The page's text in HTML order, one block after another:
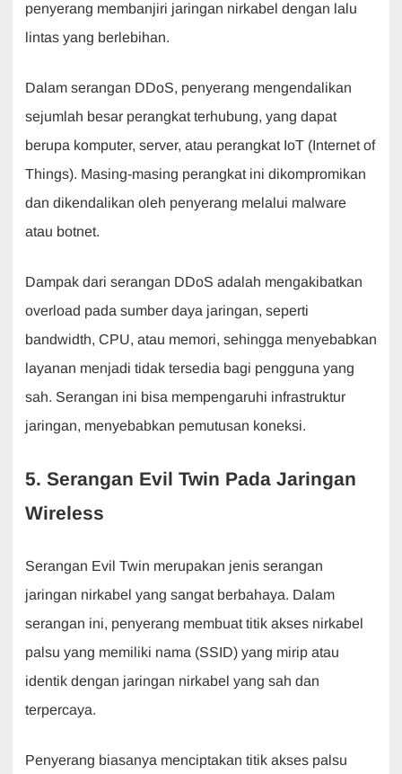
penyerang membanjiri jaringan nirkabel dengan lalu
lintas yang berlebihan.
Dalam serangan DDoS, penyerang mengendalikan
sejumlah besar perangkat terhubung, yang dapat
berupa komputer, server, atau perangkat IoT (Internet of
Things). Masing-masing perangkat ini dikompromikan
dan dikendalikan oleh penyerang melalui malware
atau botnet.
Dampak dari serangan DDoS adalah mengakibatkan
overload pada sumber daya jaringan, seperti
bandwidth, CPU, atau memori, sehingga menyebabkan
layanan menjadi tidak tersedia bagi pengguna yang
sah. Serangan ini bisa mempengaruhi infrastruktur
jaringan, menyebabkan pemutusan koneksi.
5. Serangan Evil Twin Pada Jaringan
Wireless
Serangan Evil Twin merupakan jenis serangan
jaringan nirkabel yang sangat berbahaya. Dalam
serangan ini, penyerang membuat titik akses nirkabel
palsu yang memiliki nama (SSID) yang mirip atau
identik dengan jaringan nirkabel yang sah dan
terpercaya.
Penyerang biasanya menciptakan titik akses palsu